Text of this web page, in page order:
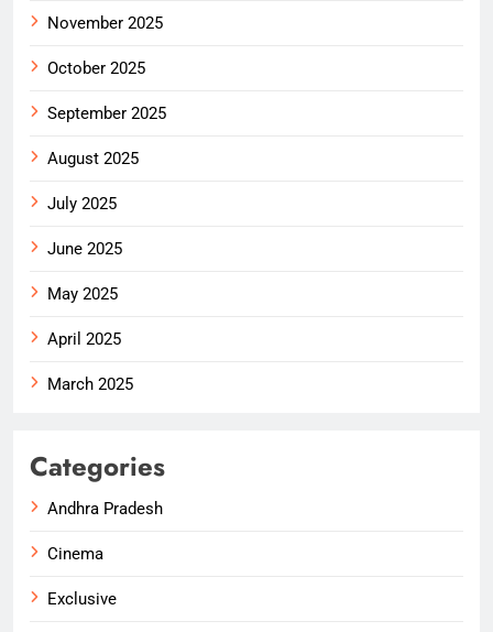
November 2025
October 2025
September 2025
August 2025
July 2025
June 2025
May 2025
April 2025
March 2025
Categories
Andhra Pradesh
Cinema
Exclusive